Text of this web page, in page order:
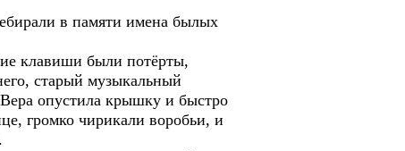
в памяти имена былых
клавиши были потёрты,
старый музыкальный
опустила крышку и быстро
громко чирикали воробьи, и